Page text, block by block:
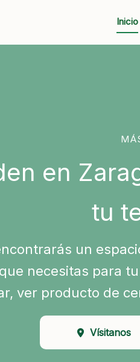
Inicio
en
tu
un
necesitas para
ver producto de
Vísitanos